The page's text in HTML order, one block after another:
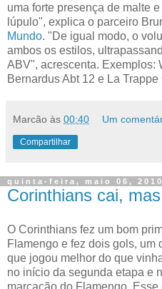
uma forte presença de malte
lúpulo", explica o parceiro
Mundo. "De igual modo, o
ambos os estilos,
ABV", acrescenta. Exemplos:
Bernardus Abt 12 e La Trappe
Marcão às 00:40 Um
Compartilhar
quinta-feira, maio 06, 2010
Corinthians cai,
O Corinthians fez um bom
Flamengo e fez dois gols, um
que jogou melhor do que
no início da segunda etapa e
marcação do Flamengo.